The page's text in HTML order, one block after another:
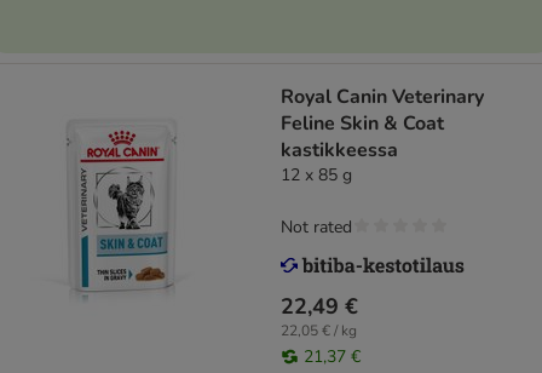
Royal Canin Veterinary
Feline Skin & Coat
kastikkeessa
12 x 85 g
22,49 €
22,05 € / kg
21,37 €
Not rated